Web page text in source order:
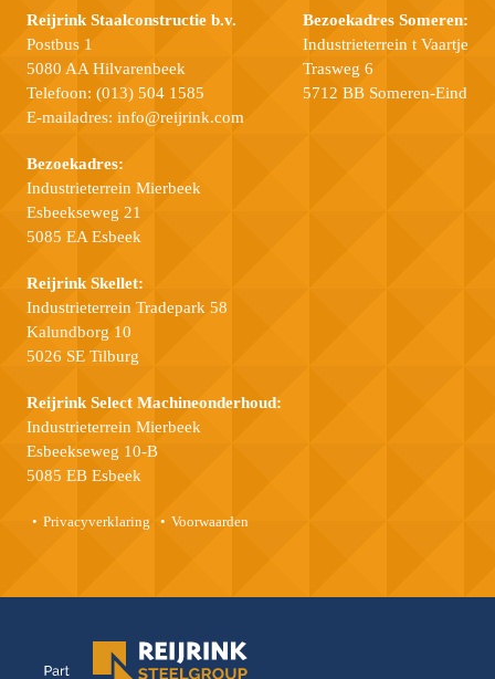
Reijrink Staalconstructie b.v.
Postbus 1
5080 AA Hilvarenbeek
Telefoon: (013) 504 1585
E-mailadres: info@reijrink.com
Bezoekadres:
Industrieterrein Mierbeek
Esbeekseweg 21
5085 EA Esbeek
Bezoekadres Someren:
Industrieterrein t Vaartje
Trasweg 6
5712 BB Someren-Eind
Reijrink Skellet:
Industrieterrein Tradepark 58
Kalundborg 10
5026 SE Tilburg
Reijrink Select Machineonderhoud:
Industrieterrein Mierbeek
Esbeekseweg 10-B
5085 EB Esbeek
Privacyverklaring Voorwaarden